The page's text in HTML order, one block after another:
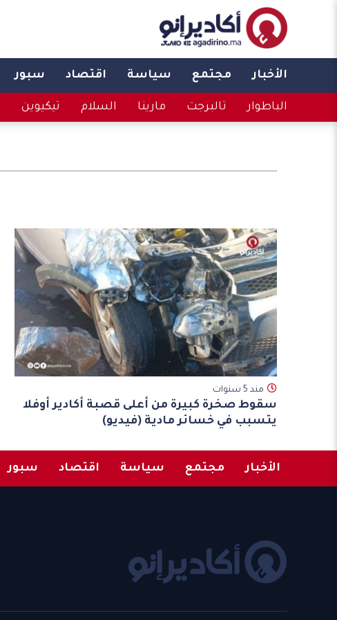
الأخبار مجتمع سياسة اقتصاد سبور
الباطوار تالبرجت مارينا السلام تيكيوين
مند 5 سنوات
سقوط صخرة كبيرة من أعلى قصبة أكادير أوفلا
يتسبب في خسائر مادية (فيديو)
الأخبار مجتمع سياسة اقتصاد سبور